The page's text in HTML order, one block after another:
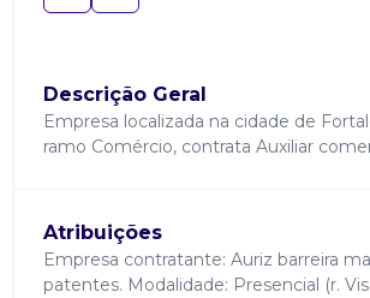
Descrição Geral
Empresa localizada na cidade de
ramo Comércio, contrata Auxiliar
Atribuições
Empresa contratante: Auriz barreira
patentes. Modalidade: Presencial (r.